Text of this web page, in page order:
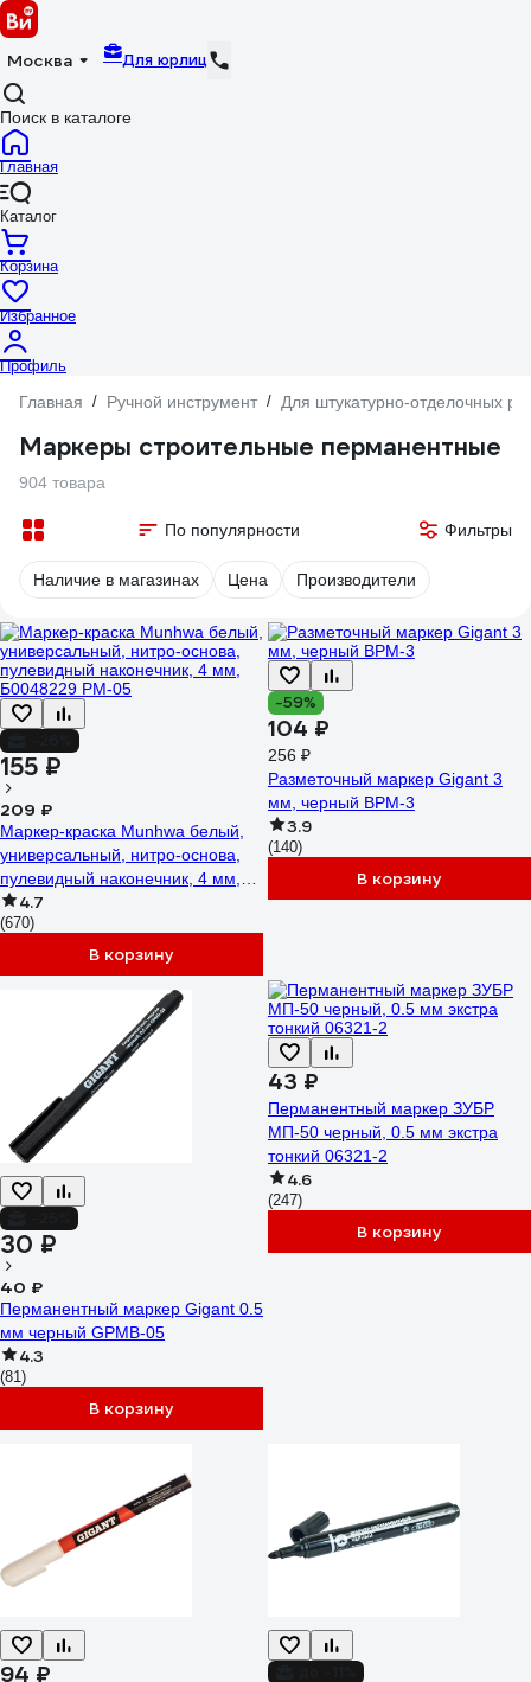
Москва Для юрлиц
Поиск в каталоге
Главная
Каталог
Корзина
Избранное
Профиль
Главная / Ручной инструмент / Для штукатурно-отделочных
Маркеры строительные перманентные
904 товара
По популярности Фильтры
Наличие в магазинах Цена Производители
155 ₽
209 ₽
Маркер-краска Munhwa белый,
универсальный, нитро-основа,
пулевидный наконечник, 4 мм,
Б0048229 PM-05
4.7
(670)
В корзину
-59%
104 ₽
256 ₽
Разметочный маркер Gigant 3
мм, черный BPM-3
3.9
(140)
В корзину
30 ₽
40 ₽
Перманентный маркер Gigant 0.5
мм черный GPMB-05
4.3
(81)
В корзину
43 ₽
Перманентный маркер ЗУБР
МП-50 черный, 0.5 мм экстра
тонкий 06321-2
4.6
(247)
В корзину
94 ₽